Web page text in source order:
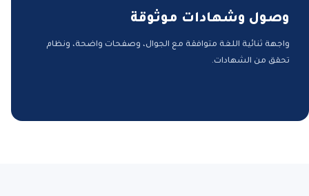
وصول وشهادات موثوقة
واجهة ثنائية اللغة متوافقة مع الجوال، وصفحات واضحة، ونظام
تحقق من الشهادات.